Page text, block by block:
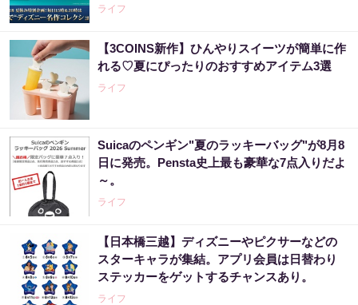
ライフ
【3COINS新作】ひんやりスイーツが簡単に作
れる♡夏にぴったりのおすすめアイテム3選
ライフ
Suicaのペンギン"夏のラッキーバッグ"が8月8
日に発売。Pensta史上最も豪華な7点入りだよ
～。
ライフ
【日本橋三越】ディズニーやピクサーなどの
スターキャラが集結。アプリ会員は日替わり
ステッカーをゲットするチャンスあり。
ライフ